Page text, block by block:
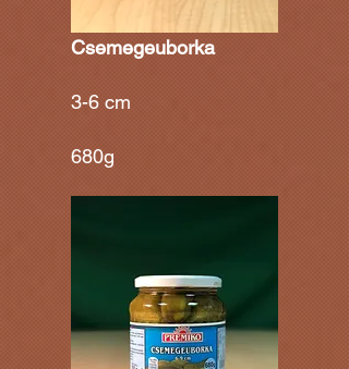
Csemegeuborka
3-6 cm
680g